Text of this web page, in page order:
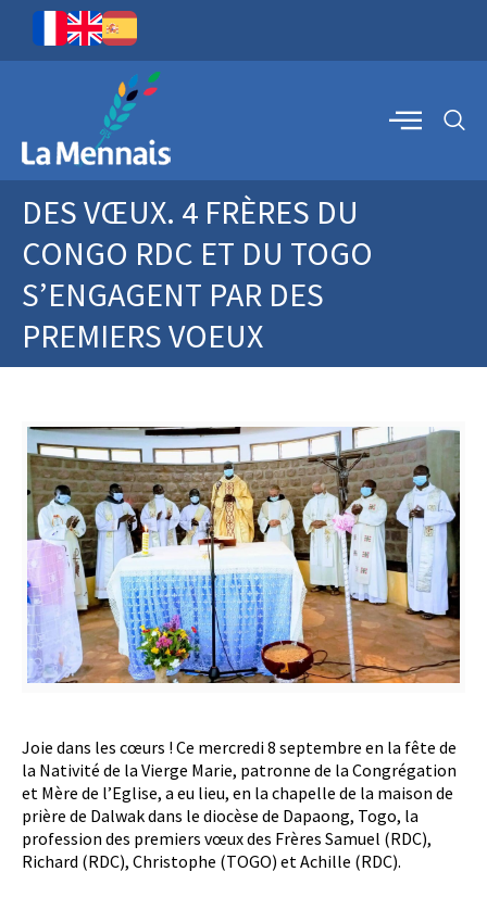
DES VŒUX. 4 FRÈRES DU
CONGO RDC ET DU TOGO
S’ENGAGENT PAR DES
PREMIERS VOEUX
Joie dans les cœurs ! Ce mercredi 8 septembre en la fête de
la Nativité de la Vierge Marie, patronne de la Congrégation
et Mère de l’Eglise, a eu lieu, en la chapelle de la maison de
prière de Dalwak dans le diocèse de Dapaong, Togo, la
profession des premiers vœux des Frères Samuel (RDC),
Richard (RDC), Christophe (TOGO) et Achille (RDC).